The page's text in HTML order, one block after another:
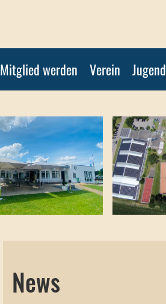
Mitglied werden Verein Jugend
News